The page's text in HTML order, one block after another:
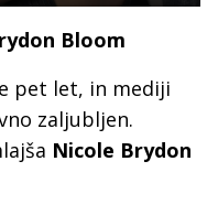
Bloom
pet let, in mediji
zaljubljen.
Nicole Brydon